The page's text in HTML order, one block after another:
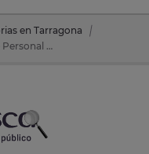
en Tarragona
Convocatoria de 5 plazas: Oposiciones de Personal Servicios en Vendrell, El (Tarragona)